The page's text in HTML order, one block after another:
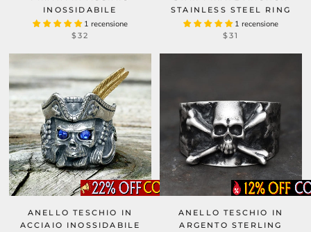
INOSSIDABILE
1 recensione
$32
STAINLESS STEEL RING
1 recensione
$31
ANELLO TESCHIO IN
ACCIAIO INOSSIDABILE
ANELLO TESCHIO IN
ARGENTO STERLING